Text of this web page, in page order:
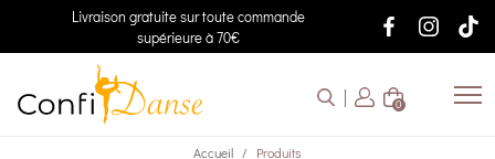
Livraison gratuite sur toute commande
supérieure à 70€
0
Accueil Produits